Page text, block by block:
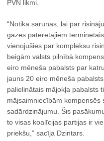
PVN likmi.
“Notika sarunas, lai par
gāzes patērētājiem
vienojušies par kompleksu
beigām valsts pilnībā
eiro mēneša pabalsts par
jauns 20 eiro mēneša
palielinātais mājokļa pabalsts
mājsaimniecībām kompensēs
sadārdzinājumu. Šis
to visas koalīcijas partijas ir
priekšu,” sacīja Dzintars.